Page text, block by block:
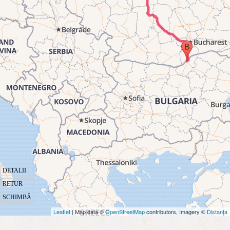
DETALII
RETUR
SCHIMBĂ